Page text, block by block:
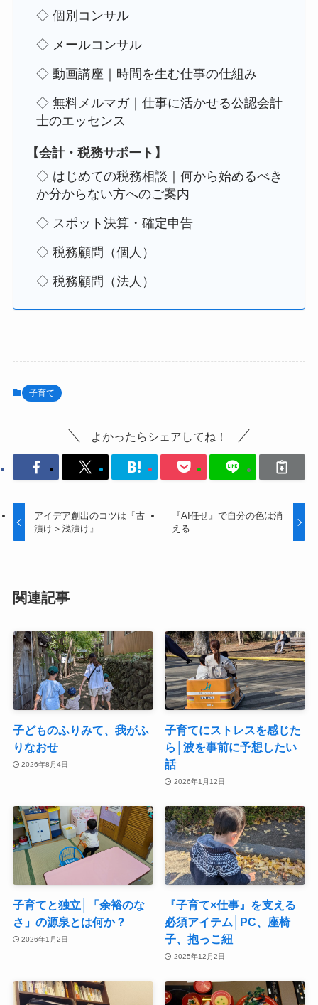
◇ 個別コンサル
◇ メールコンサル
◇ 動画講座｜時間を生む仕事の仕組み
◇ 無料メルマガ｜仕事に活かせる公認会計
士のエッセンス
【会計・税務サポート】
◇ はじめての税務相談｜何から始めるべき
か分からない方へのご案内
◇ スポット決算・確定申告
◇ 税務顧問（個人）
◇ 税務顧問（法人）
子育て
よかったらシェアしてね！
アイデア創出のコツは『古
漬け＞浅漬け』
『AI任せ』で自分の色は消
える
関連記事
子どものふりみて、我がふ
りなおせ
2026年8月4日
子育てにストレスを感じた
ら│波を事前に予想したい
話
2026年1月12日
子育てと独立│「余裕のな
さ」の源泉とは何か？
2026年1月2日
『子育て×仕事』を支える
必須アイテム│PC、座椅
子、抱っこ紐
2025年12月2日